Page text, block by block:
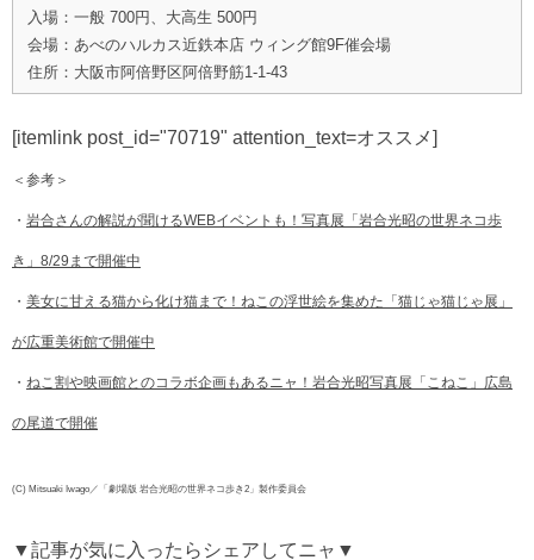
入場：一般 700円、大高生 500円
会場：あべのハルカス近鉄本店 ウィング館9F催会場
住所：大阪市阿倍野区阿倍野筋1-1-43
[itemlink post_id="70719" attention_text=オススメ]
＜参考＞
・ 岩合さんの解説が聞けるWEBイベントも！写真展「岩合光昭の世界ネコ歩
き」8/29まで開催中
・ 美女に甘える猫から化け猫まで！ねこの浮世絵を集めた「猫じゃ猫じゃ展」
が広重美術館で開催中
・ ねこ割や映画館とのコラボ企画もあるニャ！岩合光昭写真展「こねこ」広島
の尾道で開催
(C) Mitsuaki Iwago／「劇場版 岩合光昭の世界ネコ歩き2」製作委員会
▼記事が気に入ったらシェアしてニャ▼